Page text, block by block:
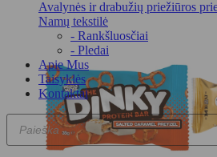
Avalynės ir drabužių priežiūros
Namų tekstilė
- Rankšluosčiai
- Pledai
Apie Mus
Taisyklės
Kontaktai
Products
search
1,99 €.
1,39 €.